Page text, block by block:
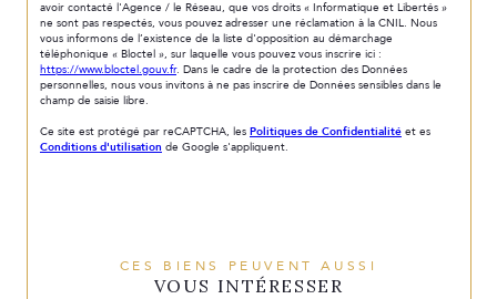
avoir contacté l'Agence / le Réseau, que vos droits « Informatique et Libertés »
ne sont pas respectés, vous pouvez adresser une réclamation à la CNIL. Nous
vous informons de l’existence de la liste d'opposition au démarchage
téléphonique « Bloctel », sur laquelle vous pouvez vous inscrire ici :
https://www.bloctel.gouv.fr. Dans le cadre de la protection des Données
personnelles, nous vous invitons à ne pas inscrire de Données sensibles dans le
champ de saisie libre.
Ce site est protégé par reCAPTCHA, les Politiques de Confidentialité et es
Conditions d'utilisation de Google s'appliquent.
CES BIENS PEUVENT AUSSI
VOUS INTÉRESSER